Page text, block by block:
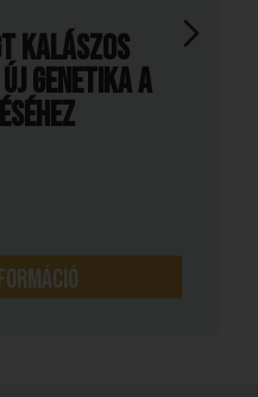
kalászos
genetika a